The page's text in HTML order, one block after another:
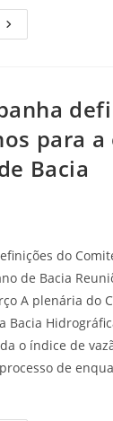
para a
Bacia
do
de Bacia
A plenária do
Bacia
o índice de
de